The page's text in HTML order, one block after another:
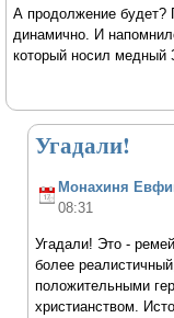
А продолжение будет?
динамично. И
который носил медный
Угадали!
Монахиня
08:31
Угадали! Это -
более
положительными
христианством.